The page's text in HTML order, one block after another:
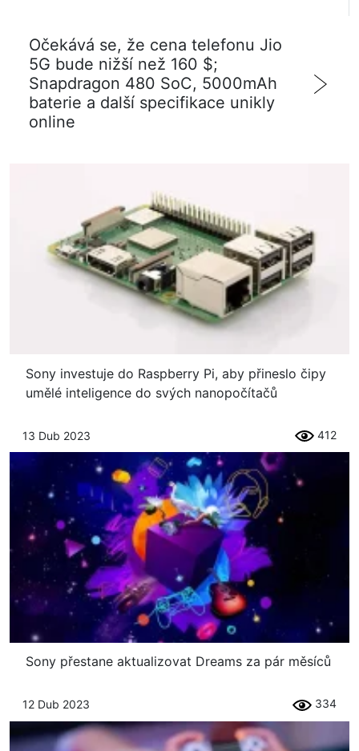
Očekává se, že cena telefonu Jio
5G bude nižší než 160 $;
Snapdragon 480 SoC, 5000mAh
baterie a další specifikace unikly
online
Sony investuje do Raspberry Pi, aby přineslo čipy
umělé inteligence do svých nanopočítačů
13 Dub 2023 412
Sony přestane aktualizovat Dreams za pár měsíců
12 Dub 2023 334